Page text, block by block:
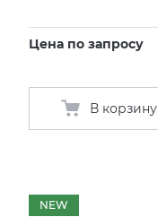
Цена по запросу
В корзину
NEW